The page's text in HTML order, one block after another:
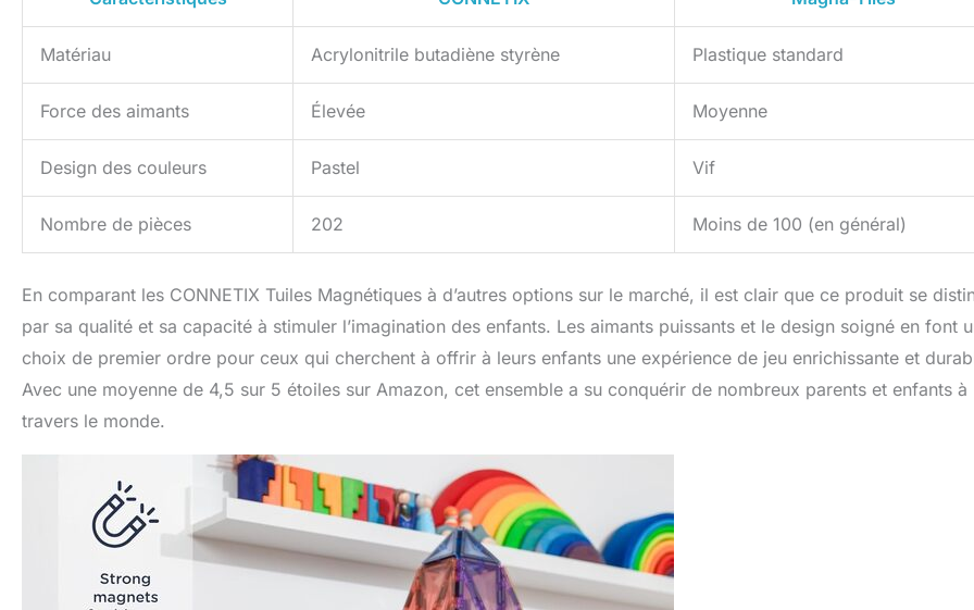
Matériau Acrylonitrile butadiène styrène Plastique standard
Force des aimants Élevée Moyenne
Design des couleurs Pastel Vif
Nombre de pièces 202 Moins de 100 (en général)
En comparant les CONNETIX Tuiles Magnétiques à d’autres options sur le marché, il est clair que ce produit se
par sa qualité et sa capacité à stimuler l’imagination des enfants. Les aimants puissants et le design soigné en font
choix de premier ordre pour ceux qui cherchent à offrir à leurs enfants une expérience de jeu enrichissante et
Avec une moyenne de 4,5 sur 5 étoiles sur Amazon, cet ensemble a su conquérir de nombreux parents et enfants à
travers le monde.